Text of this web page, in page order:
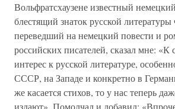
Вольфратсхаузене известный
блестящий знаток русской
переведший на немецкий повести и
российских писателей, сказал мне:
интерес к русской литературе,
СССР, на Западе и конкретно в
же касается стихов, то у нас теперь